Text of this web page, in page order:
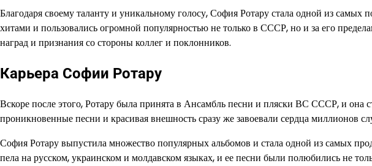
Благодаря своему таланту и уникальному голосу, София Ротару стала одной из самых
хитами и пользовались огромной популярностью не только в СССР, но и за его
наград и признания со стороны коллег и поклонников.
Карьера Софии Ротару
Вскоре после этого, Ротару была принята в Ансамбль песни и пляски ВС СССР, и она
проникновенные песни и красивая внешность сразу же завоевали сердца миллионов
София Ротару выпустила множество популярных альбомов и стала одной из самых
пела на русском, украинском и молдавском языках, и ее песни были полюбились не